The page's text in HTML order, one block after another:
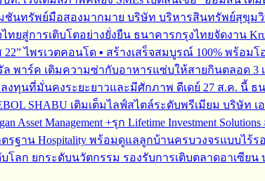
ชันทรัพย์มือสองมากมาย บริษัท บริหารสินทรัพย์สุขุมวิ
ยสู่การเติบโตอย่างยั่งยืน ธนาคารกรุงไทยจัดงาน
22” ไพรเวตคอนโด ▪︎ สร้างเสร็จสมบูรณ์ 100% พร้อม
รัล พาร์ค เติมความซ่ากับอาหารแซ่บให้สายกินตลอด 3
งทุนที่มั่นคงระยะยาวและมีศักภาพ ดีเดย์ 27 ส.ค. นี้ ธ
SHABU เติมเต็มไลฟ์สไตล์ระดับพรีเมียม บริษัท เ
Management +รุก Lifetime Investment Solutions
ตรฐาน Hospitality พร้อมดูแลลูกบ้านครบวงจรแบบไร้ร
โลก ยกระดับนวัตกรรม รองรับการเติบตลาดอาเซีย